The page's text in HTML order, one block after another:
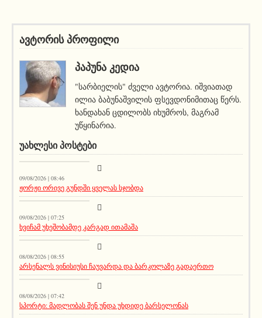
ავტორის პროფილი
ᲞᲐᲞᲣᲜᲐ ᲙᲔᲓᲘᲐ
"სარბიელის" ძველი ავტორია. იშვიათად
ილია ბაბუნაშვილის ფსევდონიმითაც წერს.
ხანდახან ცდილობს იხუმროს, მაგრამ
უწყინარია.
ᲣᲐᲮᲚᲔᲡᲘ ᲞᲝᲡᲢᲔᲑᲘ
09/08/2026 | 08:46
ჟორჟი ორივე გუნდში ყველას სჯობდა
მთავარი ამბავი
09/08/2026 | 07:25
ხვიჩამ უხეშობამდე კარგად ითამაშა
სიახლეები
08/08/2026 | 08:55
არსენალს ვინისიუსი ჩაუვარდა და ბარკოლაზე გადაერთო
აქეთურ-იქითური
08/08/2026 | 07:42
სპორტი: მადლობას შენ უნდა უხდიდე ბარსელონას